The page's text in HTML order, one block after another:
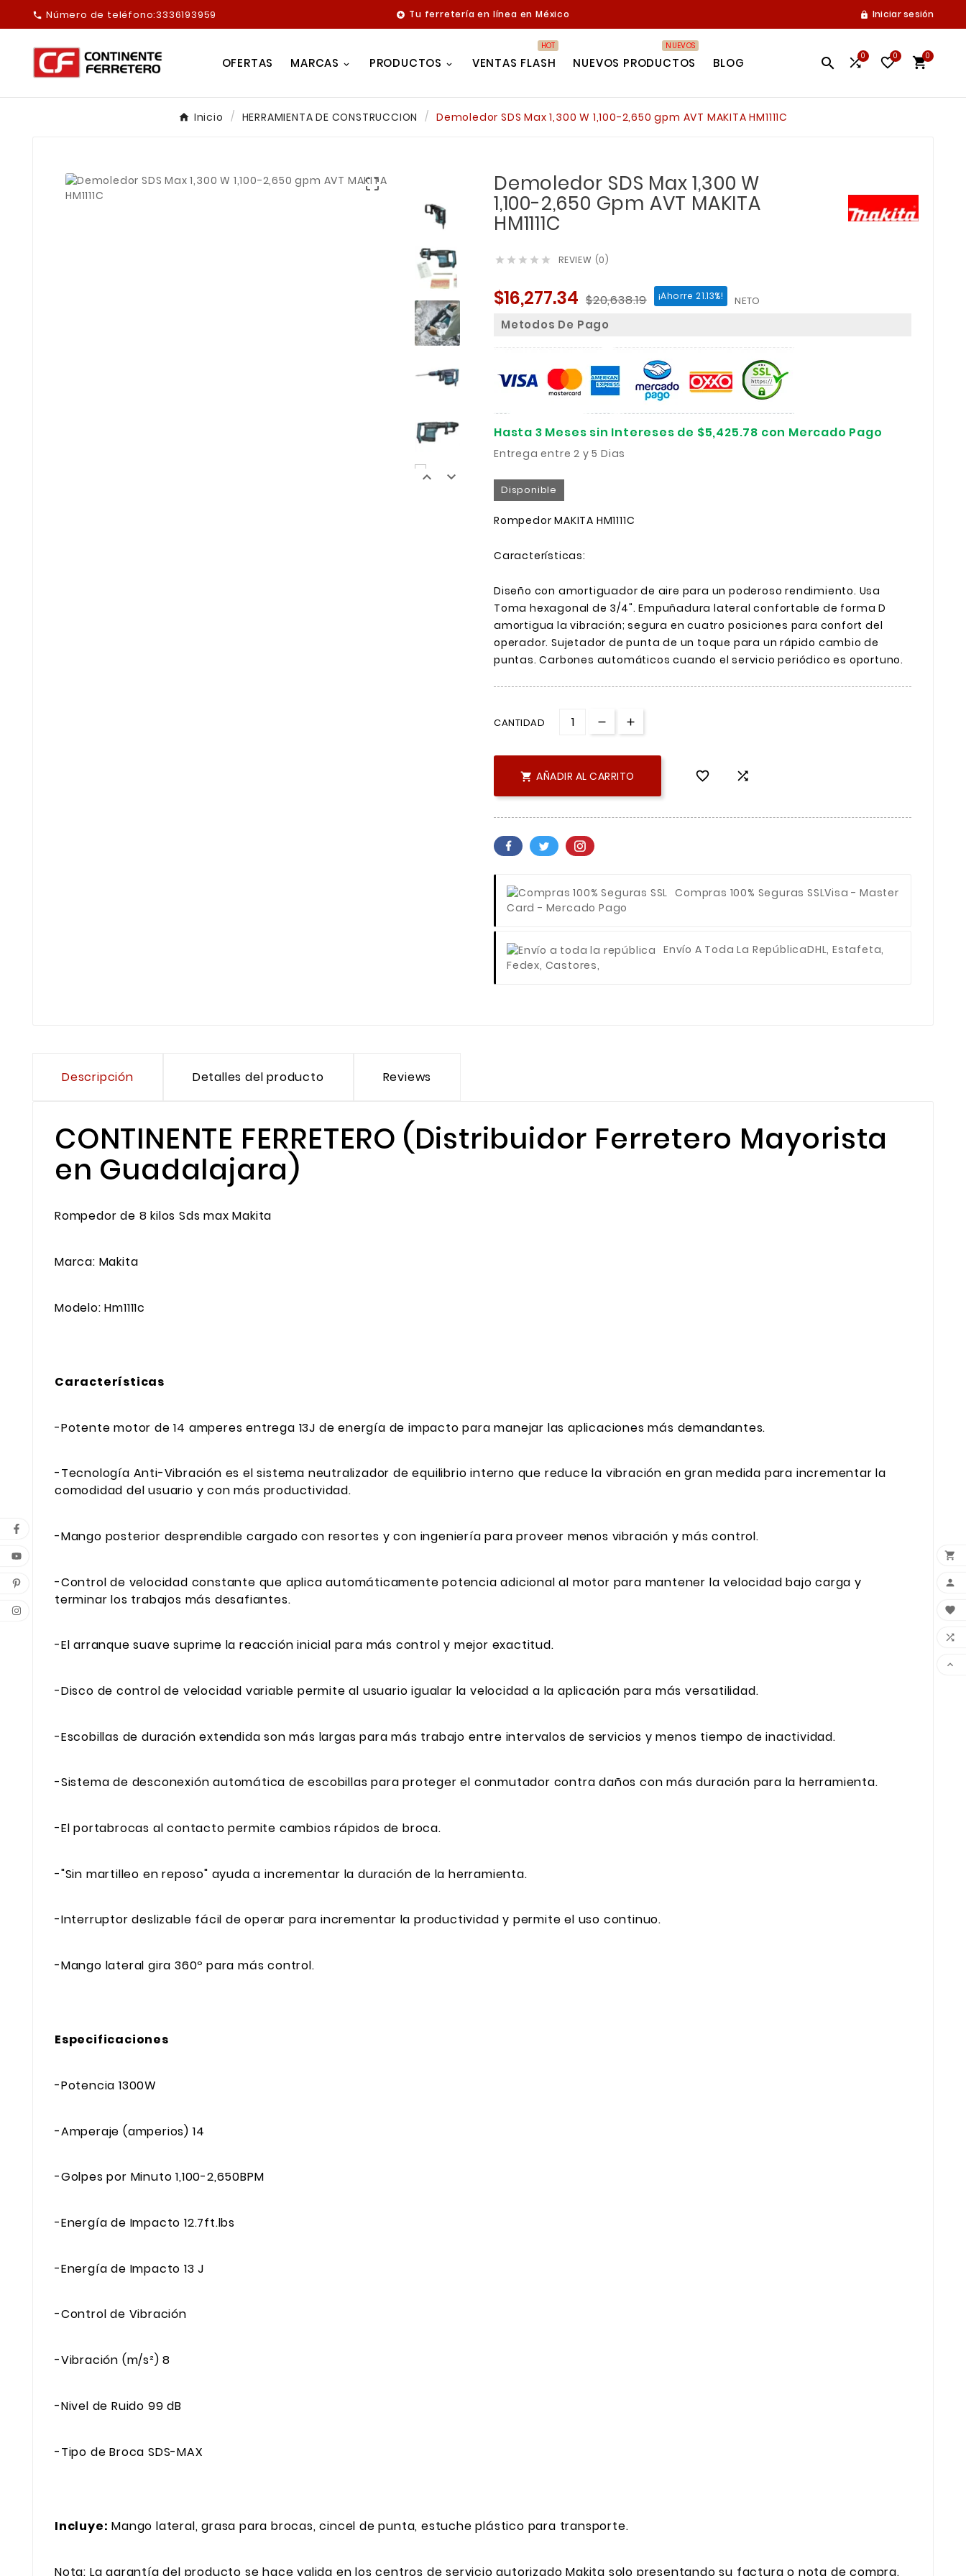
 Número de teléfono:3336193959  Tu ferretería en línea en México  Iniciar sesión
OFERTAS MARCAS PRODUCTOS VENTAS FLASH
HOT
NUEVOS PRODUCTOS
NUEVOS
BLOG  0 0 0
Inicio HERRAMIENTA DE CONSTRUCCION Demoledor SDS Max 1,300 W 1,100-2,650 gpm AVT MAKITA HM1111C

 
Demoledor SDS Max 1,300 W
1,100-2,650 Gpm AVT MAKITA
HM1111C
     REVIEW (0)
$16,277.34 $20,638.19 ¡Ahorre 21.13%! NETO
Metodos De Pago
Hasta 3 Meses sin Intereses de $5,425.78 con Mercado Pago
Entrega entre 2 y 5 Dias
Disponible
Rompedor MAKITA HM1111C
Características:
Diseño con amortiguador de aire para un poderoso rendimiento. Usa
Toma hexagonal de 3/4". Empuñadura lateral confortable de forma D
amortigua la vibración; segura en cuatro posiciones para confort del
operador. Sujetador de punta de un toque para un rápido cambio de
puntas. Carbones automáticos cuando el servicio periódico es oportuno.
CANTIDAD
 AÑADIR AL CARRITO  
Compras 100% Seguras SSLVisa - Master
Card - Mercado Pago
Envío A Toda La RepúblicaDHL, Estafeta,
Fedex, Castores,
Descripción Detalles del producto Reviews
CONTINENTE FERRETERO (Distribuidor Ferretero Mayorista
en Guadalajara)
Rompedor de 8 kilos Sds max Makita
Marca: Makita
Modelo: Hm1111c
Características
-Potente motor de 14 amperes entrega 13J de energía de impacto para manejar las aplicaciones más demandantes.
-Tecnología Anti-Vibración es el sistema neutralizador de equilibrio interno que reduce la vibración en gran medida para incrementar la
comodidad del usuario y con más productividad.
-Mango posterior desprendible cargado con resortes y con ingeniería para proveer menos vibración y más control.
-Control de velocidad constante que aplica automáticamente potencia adicional al motor para mantener la velocidad bajo carga y
terminar los trabajos más desafiantes.
-El arranque suave suprime la reacción inicial para más control y mejor exactitud.
-Disco de control de velocidad variable permite al usuario igualar la velocidad a la aplicación para más versatilidad.
-Escobillas de duración extendida son más largas para más trabajo entre intervalos de servicios y menos tiempo de inactividad.
-Sistema de desconexión automática de escobillas para proteger el conmutador contra daños con más duración para la herramienta.
-El portabrocas al contacto permite cambios rápidos de broca.
-"Sin martilleo en reposo" ayuda a incrementar la duración de la herramienta.
-Interruptor deslizable fácil de operar para incrementar la productividad y permite el uso continuo.
-Mango lateral gira 360º para más control.
Especificaciones
-Potencia 1300W
-Amperaje (amperios) 14
-Golpes por Minuto 1,100-2,650BPM
-Energía de Impacto 12.7ft.lbs
-Energía de Impacto 13 J
-Control de Vibración
-Vibración (m/s²) 8
-Nivel de Ruido 99 dB
-Tipo de Broca SDS-MAX
Incluye: Mango lateral, grasa para brocas, cincel de punta, estuche plástico para transporte.
Nota: La garantía del producto se hace valida en los centros de servicio autorizado Makita solo presentando su factura o nota de compra.




